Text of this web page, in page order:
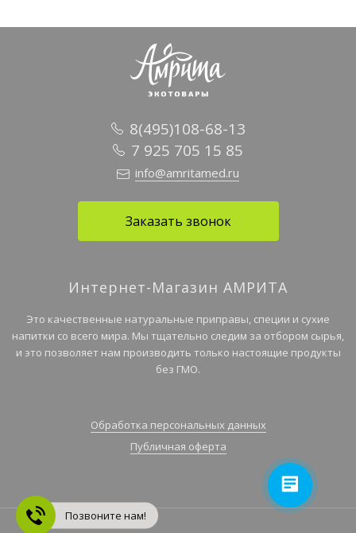
8(495)108-68-13
7 925 705 15 85
info@amritamed.ru
Заказать звонок
Интернет-Магазин АМРИТА
Это качественные натуральные приправы, специи и сухие
напитки со всего мира. Мы тщательно следим за отбором сырья,
и это позволяет нам производить только настоящие продукты
без ГМО.
Обработка персональных данных
Публичная оферта
Позвоните нам!